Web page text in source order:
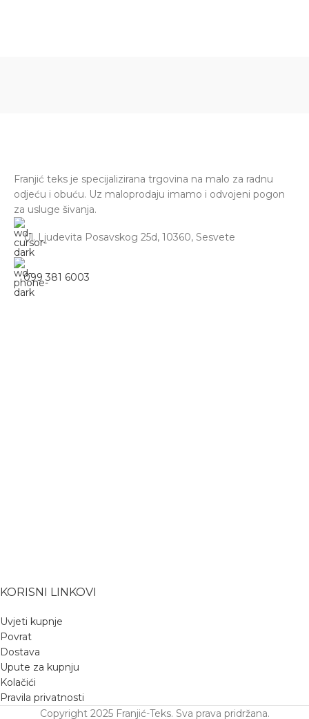
Franjić teks je specijalizirana trgovina na malo za radnu
odjeću i obuću. Uz maloprodaju imamo i odvojeni pogon
za usluge šivanja.
Ul. Ljudevita Posavskog 25d, 10360, Sesvete
099 381 6003
KORISNI LINKOVI
Uvjeti kupnje
Povrat
Dostava
Upute za kupnju
Kolačići
Pravila privatnosti
Copyright 2025 Franjić-Teks. Sva prava pridržana.